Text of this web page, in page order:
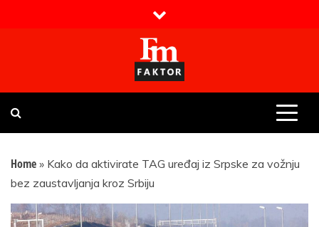
Faktor magazin
Uvijek presudan
Home » Kako da aktivirate TAG uređaj iz Srpske za vožnju
bez zaustavljanja kroz Srbiju